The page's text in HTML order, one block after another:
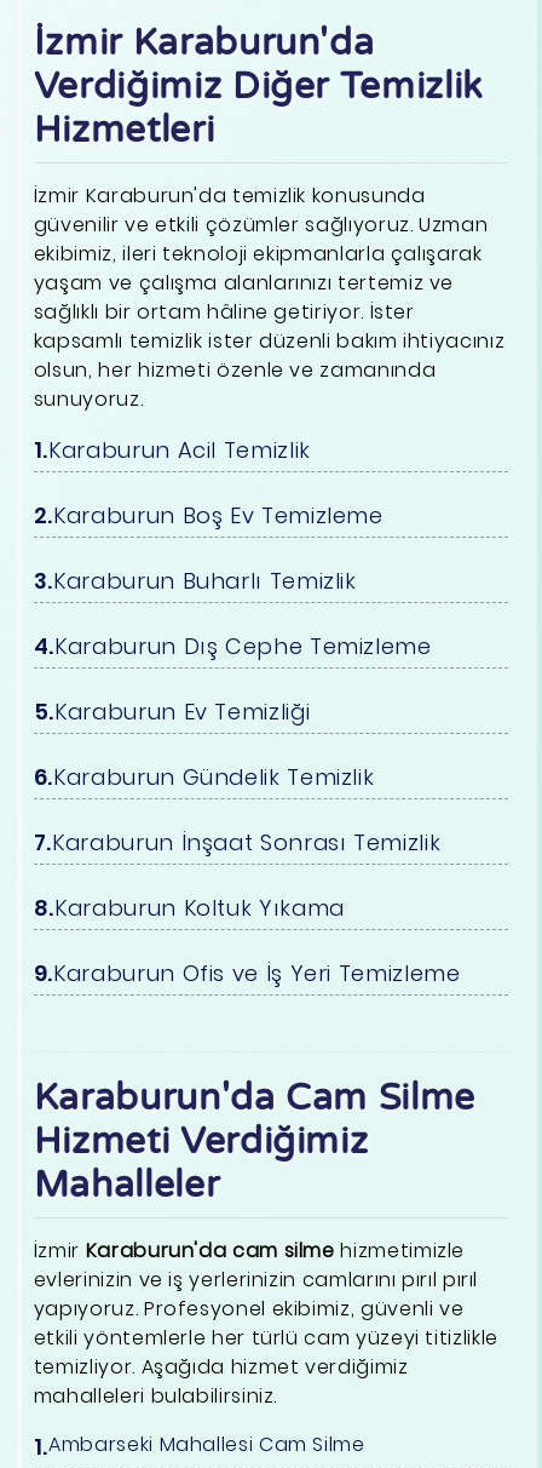
İzmir Karaburun'da
Verdiğimiz Diğer Temizlik
Hizmetleri
İzmir Karaburun'da temizlik konusunda
güvenilir ve etkili çözümler sağlıyoruz. Uzman
ekibimiz, ileri teknoloji ekipmanlarla çalışarak
yaşam ve çalışma alanlarınızı tertemiz ve
sağlıklı bir ortam hâline getiriyor. İster
kapsamlı temizlik ister düzenli bakım ihtiyacınız
olsun, her hizmeti özenle ve zamanında
sunuyoruz.
Karaburun Acil Temizlik
Karaburun Boş Ev Temizleme
Karaburun Buharlı Temizlik
Karaburun Dış Cephe Temizleme
Karaburun Ev Temizliği
Karaburun Gündelik Temizlik
Karaburun İnşaat Sonrası Temizlik
Karaburun Koltuk Yıkama
Karaburun Ofis ve İş Yeri Temizleme
Karaburun'da Cam Silme
Hizmeti Verdiğimiz
Mahalleler
İzmir Karaburun'da cam silme hizmetimizle
evlerinizin ve iş yerlerinizin camlarını pırıl pırıl
yapıyoruz. Profesyonel ekibimiz, güvenli ve
etkili yöntemlerle her türlü cam yüzeyi titizlikle
temizliyor. Aşağıda hizmet verdiğimiz
mahalleleri bulabilirsiniz.
Ambarseki Mahallesi Cam Silme